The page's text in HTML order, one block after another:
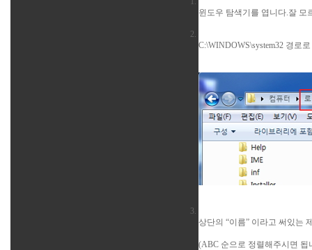
윈도우 탐색기를 엽니다.잘
C:\WINDOWS\system32 경로
상단의 “이름” 이라고 써있는
(ABC 순으로 정렬해주시면 됩